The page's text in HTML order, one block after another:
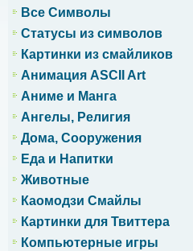
Все Символы
Статусы из символов
Картинки из смайликов
Анимация ASCII Art
Аниме и Манга
Ангелы, Религия
Дома, Сооружения
Еда и Напитки
Животные
Каомодзи Смайлы
Картинки для Твиттера
Компьютерные игры